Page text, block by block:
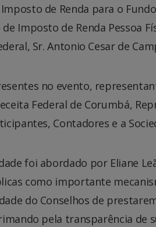
de Renda para o
de Imposto de Renda Pessoa
Sr. Antonio Cesar de
no evento,
Federal de Corumbá,
Contadores e a
foi abordado por Eliane
como importante
do Conselhos de
pela transparência de